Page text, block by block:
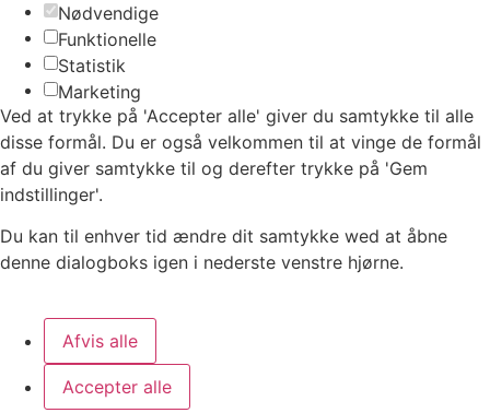
Nødvendige
Funktionelle
Statistik
Marketing
Ved at trykke på 'Accepter alle' giver du samtykke til alle
disse formål. Du er også velkommen til at vinge de formål
af du giver samtykke til og derefter trykke på 'Gem
indstillinger'.
Du kan til enhver tid ændre dit samtykke wed at åbne
denne dialogboks igen i nederste venstre hjørne.
Afvis alle
Accepter alle